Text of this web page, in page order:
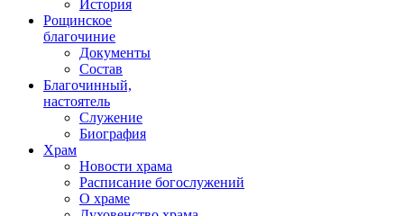
История
Рощинское
благочиние
Документы
Состав
Благочинный,
настоятель
Служение
Биография
Храм
Новости храма
Расписание богослужений
О храме